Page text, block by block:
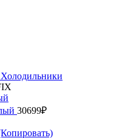
Холодильники
30699₽